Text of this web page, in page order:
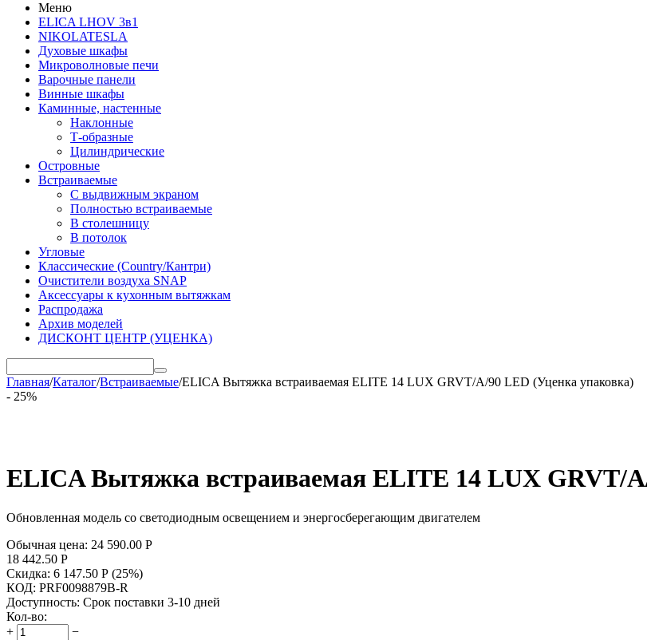
Меню
ELICA LHOV 3в1
NIKOLATESLA
Духовые шкафы
Микроволновые печи
Варочные панели
Винные шкафы
Каминные, настенные
Наклонные
Т-образные
Цилиндрические
Островные
Встраиваемые
С выдвижным экраном
Полностью встраиваемые
В столешницу
В потолок
Угловые
Классические (Country/Кантри)
Очистители воздуха SNAP
Аксессуары к кухонным вытяжкам
Распродажа
Архив моделей
ДИСКОНТ ЦЕНТР (УЦЕНКА)
Главная/Каталог/Встраиваемые/ELICA Вытяжка встраиваемая ELITE 14 LUX GRVT/A/90 LED (Уценка упаковка)
- 25%
ELICA Вытяжка встраиваемая ELITE 14 LUX GRVT/
Обновленная модель со светодиодным освещением и энергосберегающим двигателем
Обычная цена: 24 590.00 Р
18 442.50 Р
Скидка: 6 147.50 Р (25%)
КОД: PRF0098879B-R
Доступность: Срок поставки 3-10 дней
Кол-во:
+
−